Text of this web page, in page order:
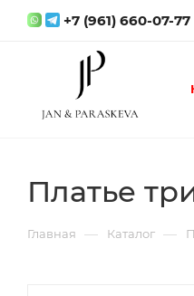
+7 (961) 660-07-77
Платье
Главная — Каталог —